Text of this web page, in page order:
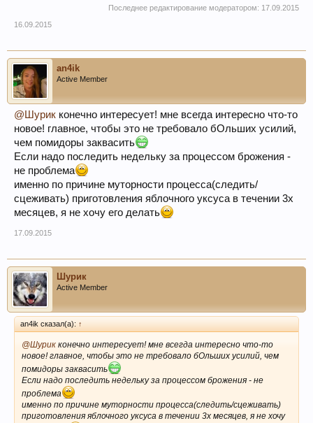
Последнее редактирование модератором: 17.09.2015
16.09.2015
an4ik
Active Member
@Шурик конечно интересует! мне всегда интересно что-то
новое! главное, чтобы это не требовало бОльших усилий,
чем помидоры заквасить
Если надо последить недельку за процессом брожения -
не проблема
именно по причине муторности процесса(следить/
сцеживать) приготовления яблочного уксуса в течении 3х
месяцев, я не хочу его делать
17.09.2015
Шурик
Active Member
an4ik сказал(а): ↑
@Шурик конечно интересует! мне всегда интересно что-то
новое! главное, чтобы это не требовало бОльших усилий, чем
помидоры заквасить
Если надо последить недельку за процессом брожения - не
проблема
именно по причине муторности процесса(следить/сцеживать)
приготовления яблочного уксуса в течении 3х месяцев, я не хочу